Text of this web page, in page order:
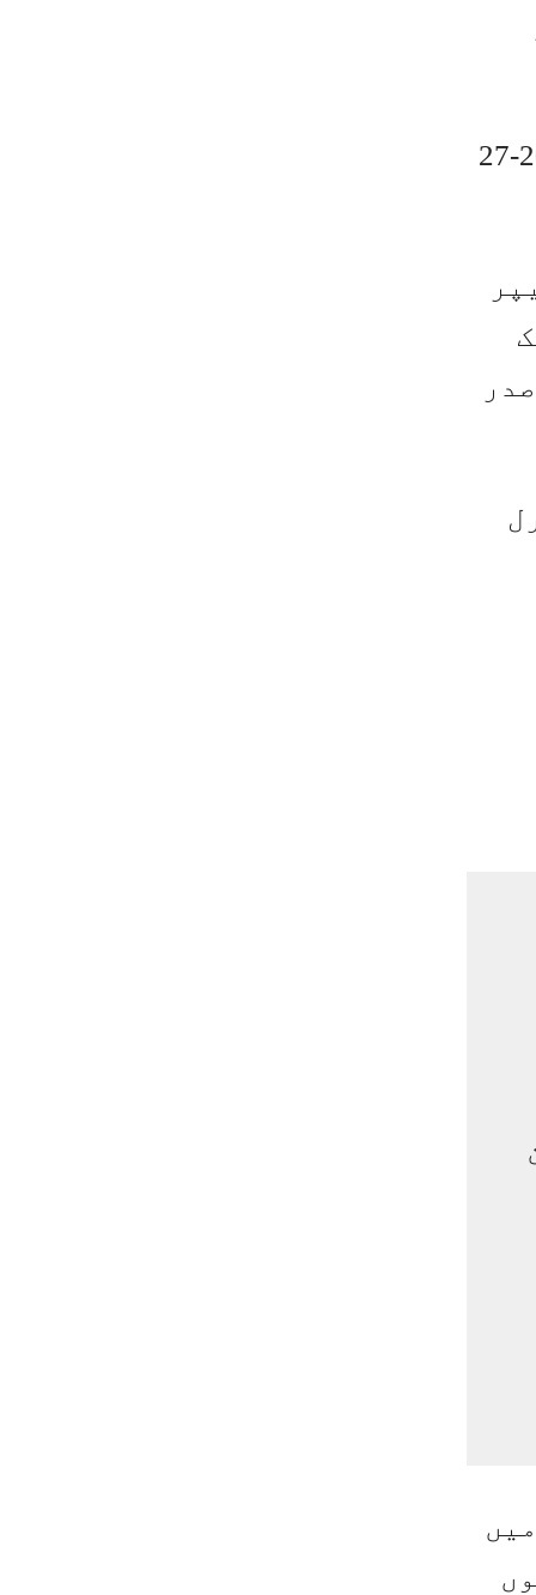
CPNE کے نومنتخب صدر کاظم خان کراچی میں سالانہ جنرل میٹنگ برائے 2026-27
اجلاس سے خطاب کرتے ہوئے کاظم نے کہا کہ آزادی صحافت کا عالمی دن 2026 میں